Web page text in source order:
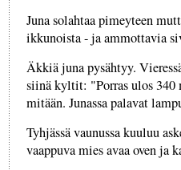
Juna solahtaa pimeyteen
ikkunoista - ja ammottavia
Äkkiä juna pysähtyy.
siinä kyltit: "Porras ulos
mitään. Junassa palavat
Tyhjässä vaunussa kuuluu
vaappuva mies avaa oven ja